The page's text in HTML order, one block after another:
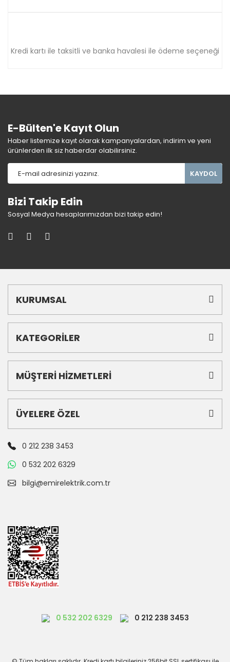
Kredi kartı ile taksitli ve banka havalesi ile ödeme seçeneği
E-Bülten'e Kayıt Olun
Haber listemize kayıt olarak kampanyalardan, indirim ve yeni
ürünlerden ilk siz haberdar olabilirsiniz.
KAYDOL
Bizi Takip Edin
Sosyal Medya hesaplarımızdan bizi takip edin!
KURUMSAL
KATEGORİLER
MÜŞTERİ HİZMETLERİ
ÜYELERE ÖZEL
0 212 238 3453
0 532 202 6329
bilgi@emirelektrik.com.tr
0 532 202 6329 0 212 238 3453